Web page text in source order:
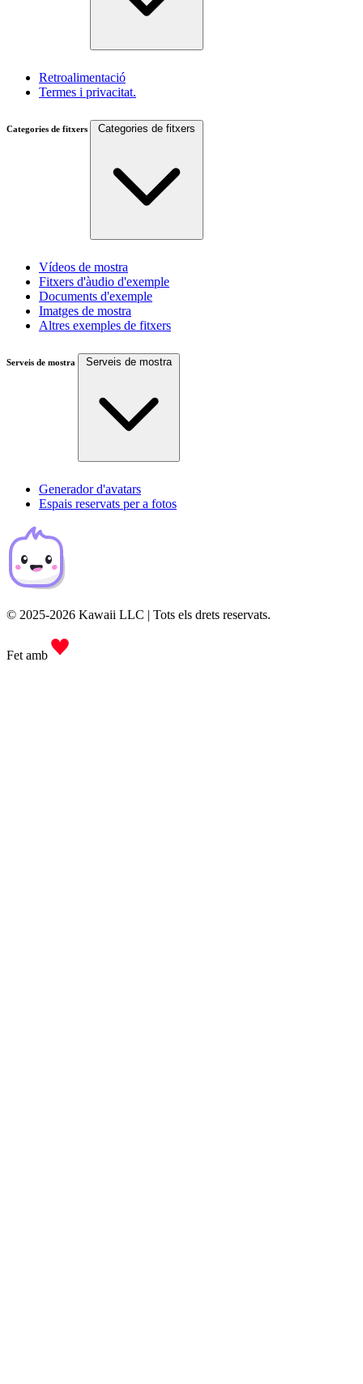
Retroalimentació
Termes i privacitat.
Categories de fitxers Categories de fitxers
Vídeos de mostra
Fitxers d'àudio d'exemple
Documents d'exemple
Imatges de mostra
Altres exemples de fitxers
Serveis de mostra Serveis de mostra
Generador d'avatars
Espais reservats per a fotos
© 2025-2026 Kawaii LLC | Tots els drets reservats.
Fet amb